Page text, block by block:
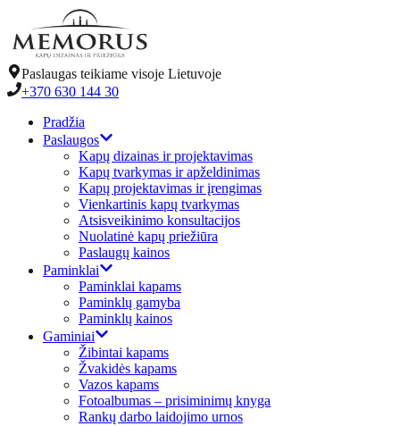
Paslaugas teikiame visoje Lietuvoje
+370 630 144 30
Pradžia
Paslaugos
Kapų dizainas ir projektavimas
Kapų tvarkymas ir apželdinimas
Kapų projektavimas ir įrengimas
Vienkartinis kapų tvarkymas
Atsisveikinimo konsultacijos
Nuolatinė kapų priežiūra
Paslaugų kainos
Paminklai
Paminklai kapams
Paminklų gamyba
Paminklų kainos
Gaminiai
Žibintai kapams
Žvakidės kapams
Vazos kapams
Fotoalbumas – prisiminimų knyga
Rankų darbo laidojimo urnos